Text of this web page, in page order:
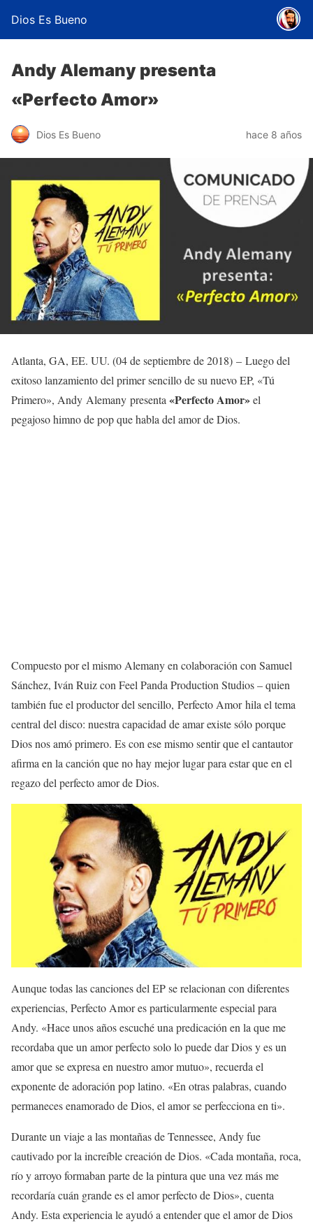
Dios Es Bueno
Andy Alemany presenta
«Perfecto Amor»
Dios Es Bueno hace 8 años
Atlanta, GA, EE. UU. (04 de septiembre de 2018) – Luego del
exitoso lanzamiento del primer sencillo de su nuevo EP, «Tú
Primero», Andy Alemany presenta«Perfecto Amor»el
pegajoso himno de pop que habla del amor de Dios.
Compuesto por el mismo Alemany en colaboración con Samuel
Sánchez, Iván Ruiz con Feel Panda Production Studios – quien
también fue el productor del sencillo, Perfecto Amor hila el tema
central del disco: nuestra capacidad de amar existe sólo porque
Dios nos amó primero. Es con ese mismo sentir que el cantautor
afirma en la canción que no hay mejor lugar para estar que en el
regazo del perfecto amor de Dios.
Aunque todas las canciones del EP se relacionan con diferentes
experiencias, Perfecto Amor es particularmente especial para
Andy. «Hace unos años escuché una predicación en la que me
recordaba que un amor perfecto solo lo puede dar Dios y es un
amor que se expresa en nuestro amor mutuo», recuerda el
exponente de adoración pop latino. «En otras palabras, cuando
permaneces enamorado de Dios, el amor se perfecciona en ti».
Durante un viaje a las montañas de Tennessee, Andy fue
cautivado por la increíble creación de Dios. «Cada montaña, roca,
río y arroyo formaban parte de la pintura que una vez más me
recordaría cuán grande es el amor perfecto de Dios», cuenta
Andy. Esta experiencia le ayudó a entender que el amor de Dios